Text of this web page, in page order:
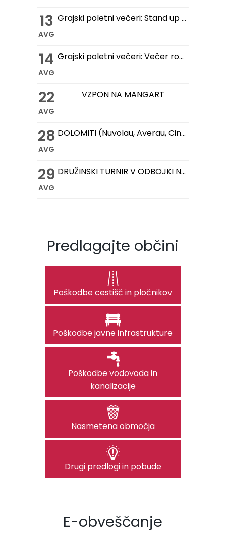
13
AVG
Grajski poletni večeri: Stand up večer na Gradu Žovnek
14
AVG
Grajski poletni večeri: Večer romantike na Gradu Žovnek
22
AVG
VZPON NA MANGART
28
AVG
DOLOMITI (Nuvolau, Averau, Cinque Torri, Lago Federa)
29
AVG
DRUŽINSKI TURNIR V ODBOJKI NA MIVKI
Predlagajte občini
Poškodbe cestišč in pločnikov
Poškodbe javne infrastrukture
Poškodbe vodovoda in
kanalizacije
Nasmetena območja
Drugi predlogi in pobude
E-obveščanje